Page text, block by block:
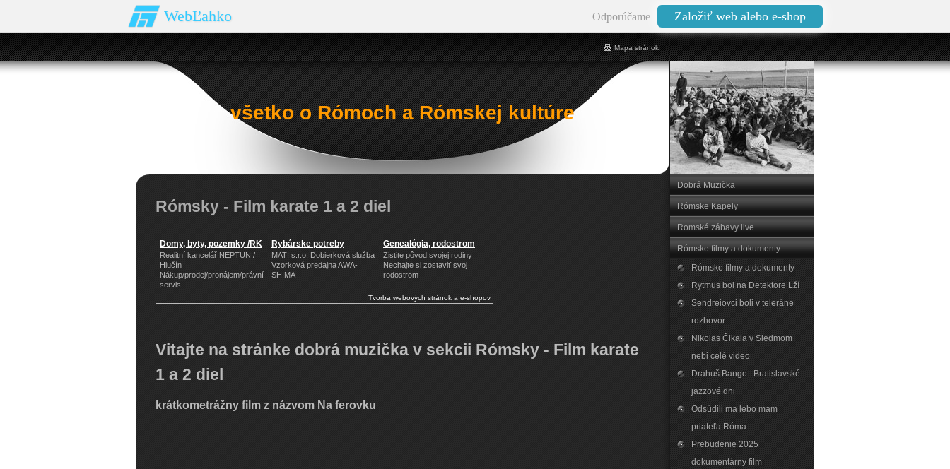
WebĽahko Odporúčame Založiť web alebo e-shop
všetko o Rómoch a Rómskej kultúre
Mapa stránok
Rómsky - Film karate 1 a 2 diel
Domy, byty, pozemky /RK
Realitní kancelář NEPTUN /
Hlučín
Nákup/prodej/pronájem/právní
servis
Rybárske potreby
MATI s.r.o. Dobierková služba
Vzorková predajna AWA-
SHIMA
Genealógia, rodostrom
Zistite pôvod svojej rodiny
Nechajte si zostaviť svoj
rodostrom
Tvorba webových stránok a e-shopov
Vitajte na stránke dobrá muzička v sekcii Rómsky - Film karate
1 a 2 diel
krátkometrážny film z názvom Na ferovku
Dobrá Muzička
Rómske Kapely
Romské zábavy live
Rómske filmy a dokumenty
Rómske filmy a dokumenty
Rytmus bol na Detektore Lží
Sendreiovci boli v teleráne
rozhovor
Nikolas Čikala v Siedmom
nebi celé video
Drahuš Bango : Bratislavské
jazzové dni
Odsúdili ma lebo mam
priateľa Róma
Prebudenie 2025
dokumentárny film